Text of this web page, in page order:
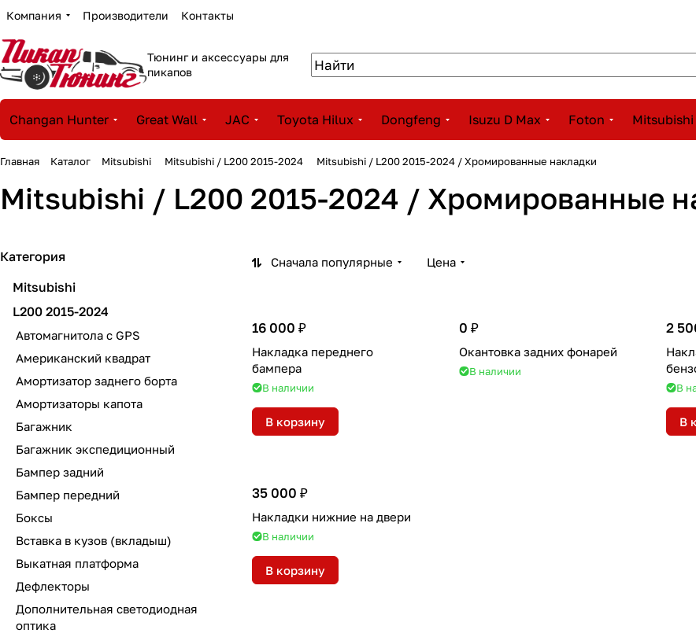
Компания Производители Контакты
Тюнинг и аксессуары для
пикапов
Changan Hunter Great Wall JAC Toyota Hilux Dongfeng Isuzu D Max Foton Mitsubishi
Главная Каталог Mitsubishi Mitsubishi / L200 2015-2024 Mitsubishi / L200 2015-2024 / Хромированные накладки
Mitsubishi / L200 2015-2024 / Хромированные
Сначала популярные Цена
16 000 ₽
Накладка переднего
бампера
В наличии
В корзину
0 ₽
Окантовка задних фонарей
В наличии
2
В
В
35 000 ₽
Накладки нижние на двери
В наличии
В корзину
Категория
Mitsubishi
L200 2015-2024
Автомагнитола с GPS
Американский квадрат
Амортизатор заднего борта
Амортизаторы капота
Багажник
Багажник экспедиционный
Бампер задний
Бампер передний
Боксы
Вставка в кузов (вкладыш)
Выкатная платформа
Дефлекторы
Дополнительная светодиодная
оптика